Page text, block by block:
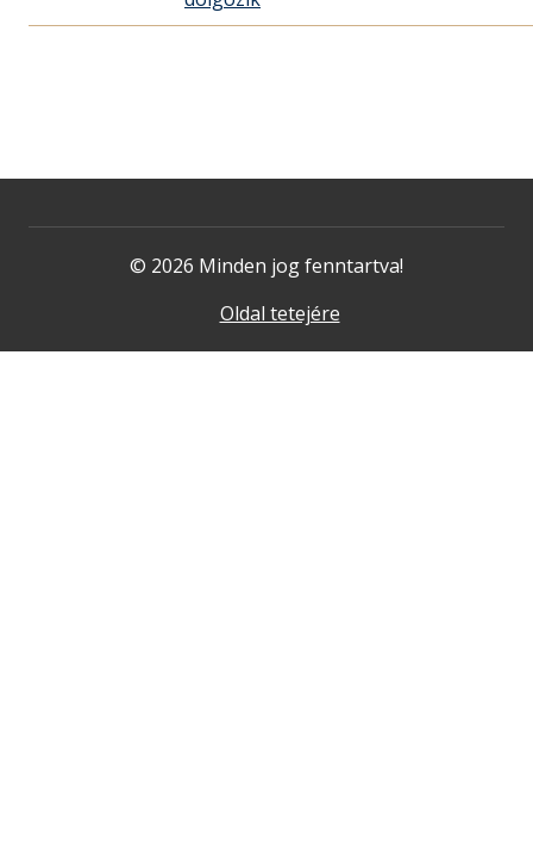
© 2026 Minden jog fenntartva!
Oldal tetejére